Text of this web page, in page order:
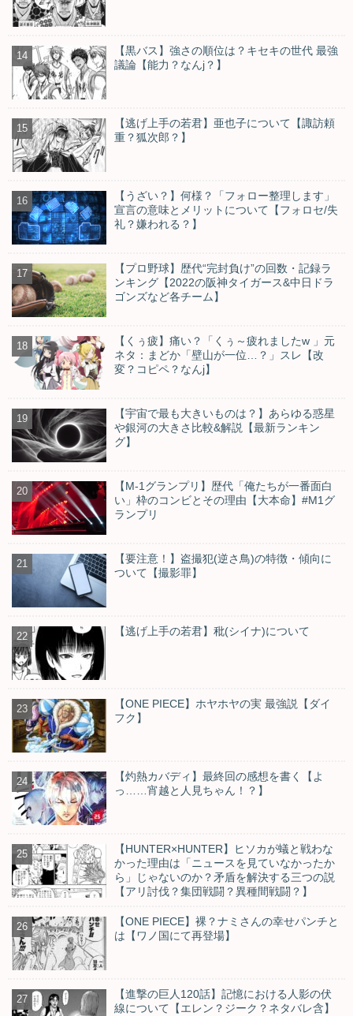
【黒バス】強さの順位は？キセキの世代 最強
議論【能力？なんj？】
【逃げ上手の若君】亜也子について【諏訪頼
重？狐次郎？】
【うざい？】何様？「フォロー整理します」
宣言の意味とメリットについて【フォロセ/失
礼？嫌われる？】
【プロ野球】歴代“完封負け”の回数・記録ラ
ンキング【2022の阪神タイガース&中日ドラ
ゴンズなど各チーム】
【くぅ疲】痛い？「くぅ～疲れましたw 」元
ネタ：まどか「壁山が一位…？」スレ【改
変？コピペ？なんj】
【宇宙で最も大きいものは？】あらゆる惑星
や銀河の大きさ比較&解説【最新ランキン
グ】
【M-1グランプリ】歴代「俺たちが一番面白
い」枠のコンビとその理由【大本命】#M1グ
ランプリ
【要注意！】盗撮犯(逆さ鳥)の特徴・傾向に
ついて【撮影罪】
【逃げ上手の若君】秕(シイナ)について
【ONE PIECE】ホヤホヤの実 最強説【ダイ
フク】
【灼熱カバディ】最終回の感想を書く【よ
っ……宵越と人見ちゃん！？】
【HUNTER×HUNTER】ヒソカが蟻と戦わな
かった理由は「ニュースを見ていなかったか
ら」じゃないのか？矛盾を解決する三つの説
【アリ討伐？集団戦闘？異種間戦闘？】
【ONE PIECE】裸？ナミさんの幸せパンチと
は【ワノ国にて再登場】
【進撃の巨人120話】記憶における人影の伏
線について【エレン？ジーク？ネタバレ含】